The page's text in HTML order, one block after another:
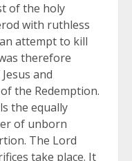
of the holy
with ruthless
attempt to kill
therefore
and
the Redemption.
the equally
of unborn
The Lord
take place. It